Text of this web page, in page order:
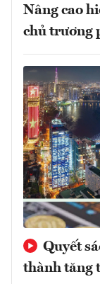
Nâng cao
chủ trương
Quyết
thành tăng